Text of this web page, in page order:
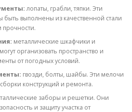
лопаты, грабли, тяпки. Эти
выполнены из качественной стали
прочности.
металлические шкафчики и
организовать пространство и
от погодных условий.
гвозди, болты, шайбы. Эти мелочи
конструкций и ремонта.
заборы и решетки. Они
и защиту участка от